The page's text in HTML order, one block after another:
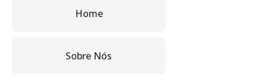
Home
Sobre Nós